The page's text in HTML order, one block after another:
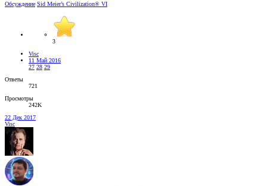
Обсуждение Sid Meier’s Civilization® VI
3
Visc
11 Май 2016
27 28 29
Ответы
721
Просмотры
242K
22 Дек 2017
Visc